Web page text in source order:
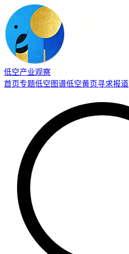
低空产业观察
首页专题低空图谱低空黄页寻求报道